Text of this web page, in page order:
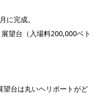
に完成。
望台（入場料200,000ベト
望台は丸いヘリポートがど